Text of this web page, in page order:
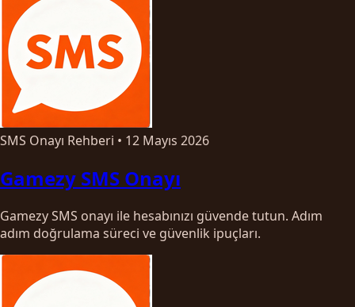
SMS Onayı Rehberi • 12 Mayıs 2026
Gamezy SMS Onayı
Gamezy SMS onayı ile hesabınızı güvende tutun. Adım
adım doğrulama süreci ve güvenlik ipuçları.